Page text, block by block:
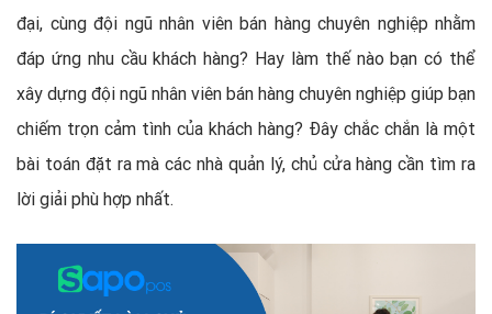
đại, cùng đội ngũ nhân viên bán hàng chuyên nghiệp nhằm
đáp ứng nhu cầu khách hàng? Hay làm thế nào bạn có thể
xây dựng đội ngũ nhân viên bán hàng chuyên nghiệp giúp bạn
chiếm trọn cảm tình của khách hàng? Đây chắc chắn là một
bài toán đặt ra mà các nhà quản lý, chủ cửa hàng cần tìm ra
lời giải phù hợp nhất.